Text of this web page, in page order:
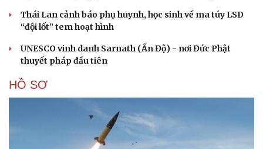
Thái Lan cảnh báo phụ huynh, học sinh về ma túy LSD
“đội lốt” tem hoạt hình
UNESCO vinh danh Sarnath (Ấn Độ) - nơi Đức Phật
thuyết pháp đầu tiên
HỒ SƠ